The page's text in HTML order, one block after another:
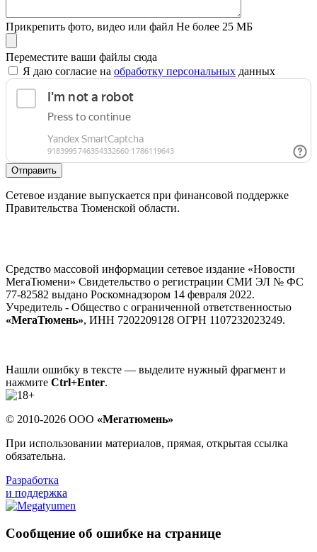
Прикрепить фото, видео или файл Не более 25 МБ
Переместите ваши файлы сюда
Я даю согласие на обработку персональных данных
Отправить
Сетевое издание выпускается при финансовой поддержке
Правительства Тюменской области.
Средство массовой информации сетевое издание «Новости
МегаТюмени» Свидетельство о регистрации СМИ ЭЛ № ФС
77-82582 выдано Роскомнадзором 14 февраля 2022.
Учредитель - Общество с ограниченной ответственностью
«МегаТюмень», ИНН 7202209128 ОГРН 1107232023249.
Нашли ошибку в тексте — выделите нужный фрагмент и
нажмите Ctrl+Enter.
© 2010-2026 ООО «Мегатюмень»
При использовании материалов, прямая, открытая ссылка
обязательна.
Разработка
и поддержка
Сообщение об ошибке на странице